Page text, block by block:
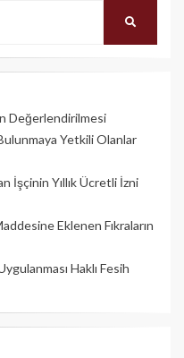
Değerlendirilmesi
Yetkili Olanlar
İşçinin Yıllık Üc­retli İzni
Eklenen Fıkraların
Haklı Fesih